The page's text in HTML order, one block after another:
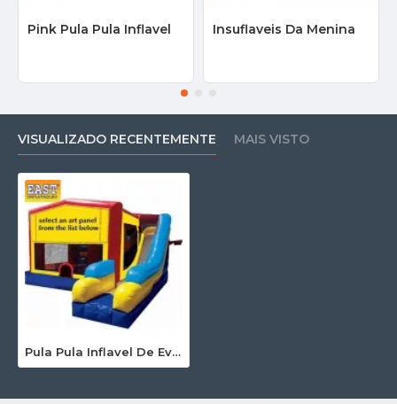
Pink Pula Pula Inflavel Insuflaveis Da Menina
VISUALIZADO RECENTEMENTE MAIS VISTO
Pula Pula Inflavel De Eventos